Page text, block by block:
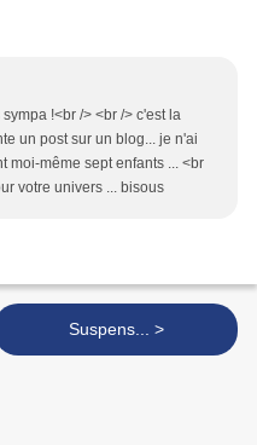
!<br /> <br /> c'est la
un post sur un blog... je n'ai
moi-même sept enfants ... <br
votre univers ... bisous
Suspens... >